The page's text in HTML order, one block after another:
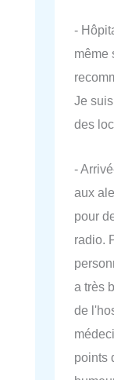
-
même
Je
des
-
aux
pour
radio.
a très
de
points